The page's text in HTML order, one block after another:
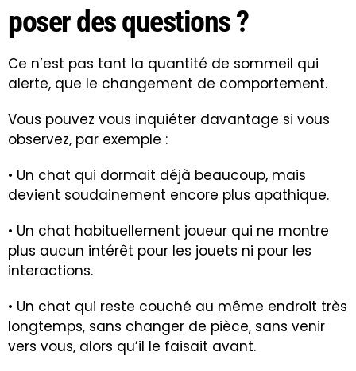
poser des questions ?
Ce n’est pas tant la quantité de sommeil qui
alerte, que le changement de comportement.
Vous pouvez vous inquiéter davantage si vous
observez, par exemple :
• Un chat qui dormait déjà beaucoup, mais
devient soudainement encore plus apathique.
• Un chat habituellement joueur qui ne montre
plus aucun intérêt pour les jouets ni pour les
interactions.
• Un chat qui reste couché au même endroit très
longtemps, sans changer de pièce, sans venir
vers vous, alors qu’il le faisait avant.